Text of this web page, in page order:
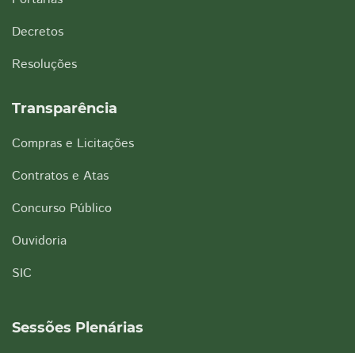
Decretos
Resoluções
Transparência
Compras e Licitações
Contratos e Atas
Concurso Público
Ouvidoria
SIC
Sessões Plenárias